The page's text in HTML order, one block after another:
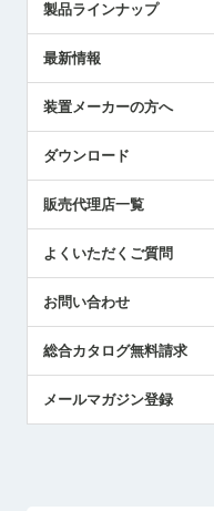
ごあいさつ
受賞履歴
採用情報
国/地域/言語
製品ラインナップ
ツールセッタ製品
エアマイクロセンサ製品
最新情報
メトロールの技術
社員ブログ
中小企業のBCP地震対策
センサのテクニカルガイド
社長ブログ
装置メーカーの方へ
ダウンロード
販売代理店一覧
よくいただくご質問
お問い合わせ
総合カタログ無料請求
メールマガジン登録